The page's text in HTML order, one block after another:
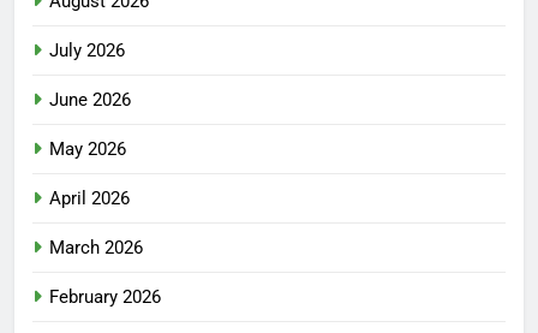
July 2026
June 2026
May 2026
April 2026
March 2026
February 2026